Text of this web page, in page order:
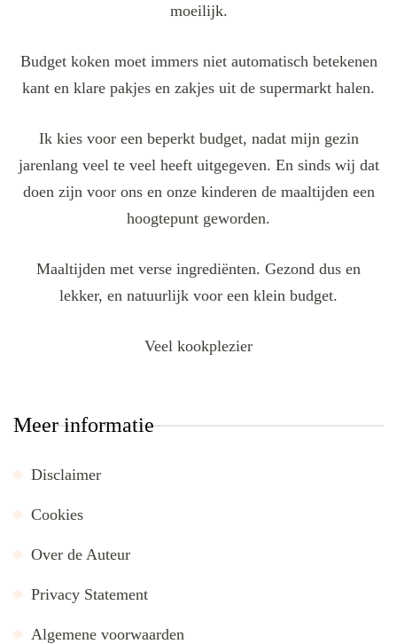
moeilijk.
Budget koken moet immers niet automatisch betekenen
kant en klare pakjes en zakjes uit de supermarkt halen.
Ik kies voor een beperkt budget, nadat mijn gezin
jarenlang veel te veel heeft uitgegeven. En sinds wij dat
doen zijn voor ons en onze kinderen de maaltijden een
hoogtepunt geworden.
Maaltijden met verse ingrediënten. Gezond dus en
lekker, en natuurlijk voor een klein budget.
Veel kookplezier
Meer informatie
Disclaimer
Cookies
Over de Auteur
Privacy Statement
Algemene voorwaarden